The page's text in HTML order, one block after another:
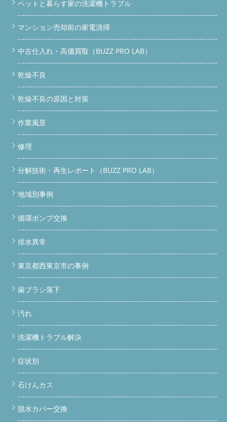
ペットと暮らす家の洗濯機トラブル
マンション売却前の家電清掃
中古仕入れ・高価買取（BUZZ PRO LAB）
乾燥不良
乾燥不良の原因と対策
作業風景
修理
分解技術・再生レポート（BUZZ PRO LAB）
地域別事例
循環ポンプ交換
排水異常
東京都西東京市の事例
歯ブラシ落下
汚れ
洗濯機トラブル解決
症状別
石けんカス
脱水カバー交換